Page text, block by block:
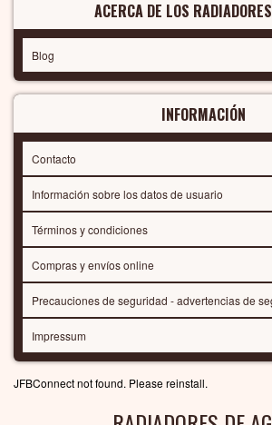
ACERCA DE LOS
Blog
INFORMACIÓN
Contacto
Información sobre los datos de usuario
Términos y condiciones
Compras y envíos online
Precauciones de seguridad - advertencias de
Impressum
JFBConnect not found. Please reinstall.